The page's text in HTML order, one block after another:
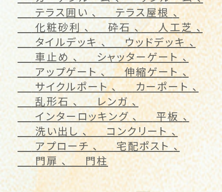
テラス囲い
テラス屋根
化粧砂利
砕石
人工芝
タイルデッキ
ウッドデッキ
車止め
シャッターゲート
アップゲート
伸縮ゲート
サイクルポート
カーポート
乱形石
レンガ
インターロッキング
平板
洗い出し
コンクリート
アプローチ
宅配ポスト
門扉
門柱